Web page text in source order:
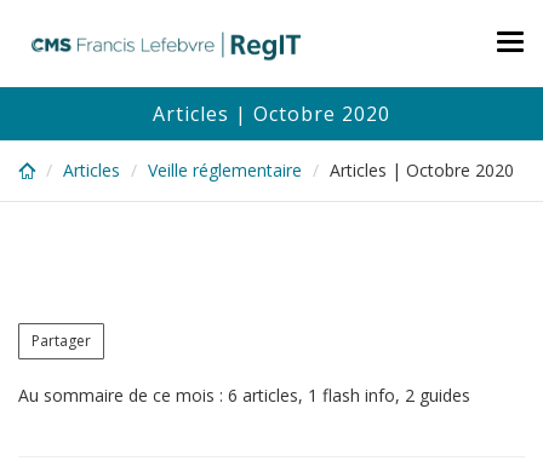
content
Articles | Octobre 2020
Articles Veille réglementaire Articles | Octobre 2020
Partager
Au sommaire de ce mois : 6 articles, 1 flash info, 2 guides